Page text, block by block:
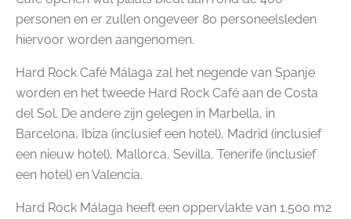
personen en er zullen ongeveer 80 personeelsleden
hiervoor worden aangenomen.
Hard Rock Café Málaga zal het negende van Spanje
worden en het tweede Hard Rock Café aan de Costa
del Sol. De andere zijn gelegen in Marbella, in
Barcelona, Ibiza (inclusief een hotel), Madrid (inclusief
een nieuw hotel), Mallorca, Sevilla, Tenerife (inclusief
een hotel) en Valencia.
Hard Rock Málaga heeft een oppervlakte van 1.500 m2